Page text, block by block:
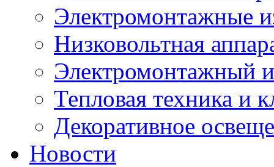
Электромонтажные
Низковольтная
Электромонтажный
Тепловая техника и
Декоративное
Новости